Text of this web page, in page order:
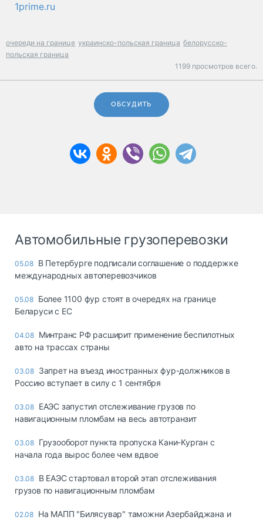
1prime.ru
очереди на границе украинско-польская граница белорусско-
польская граница
1199 просмотров всего.
ОБСУДИТЬ
Автомобильные грузоперевозки
05.08 В Петербурге подписали соглашение о поддержке
международных автоперевозчиков
05.08 Более 1100 фур стоят в очередях на границе
Беларуси с ЕС
04.08 Минтранс РФ расширит применение беспилотных
авто на трассах страны
03.08 Запрет на въезд иностранных фур-должников в
Россию вступает в силу с 1 сентября
03.08 ЕАЭС запустил отслеживание грузов по
навигационным пломбам на весь автотранзит
03.08 Грузооборот пункта пропуска Кани-Курган с
начала года вырос более чем вдвое
03.08 В ЕАЭС стартовал второй этап отслеживания
грузов по навигационным пломбам
02.08 На МАПП "Билясувар" таможни Азербайджана и